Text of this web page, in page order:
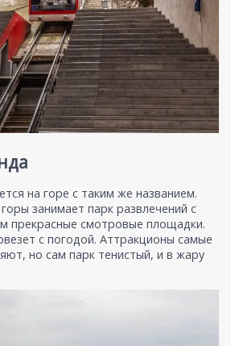
на горе с таким же названием.
занимает парк развлечений с
прекрасные смотровые площадки.
с погодой. Аттракционы самые
но сам парк тенистый, и в жару